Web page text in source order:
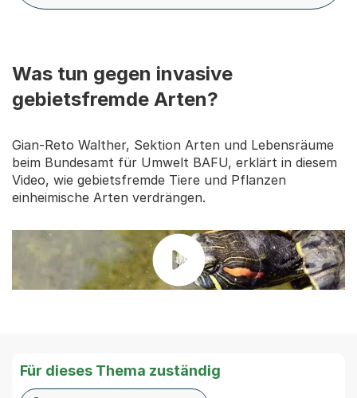
Was tun gegen invasive
gebietsfremde Arten?
Gian-Reto Walther, Sektion Arten und Lebensräume
beim Bundesamt für Umwelt BAFU, erklärt in diesem
Video, wie gebietsfremde Tiere und Pflanzen
einheimische Arten verdrängen.
Für dieses Thema zuständig